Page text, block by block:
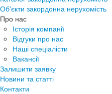
Об'єкти закордонна нерухомість
Про нас
Історія компанії
Відгуки про нас
Наші спеціалісти
Вакансії
Залишити заявку
Новини та статті
Контакти